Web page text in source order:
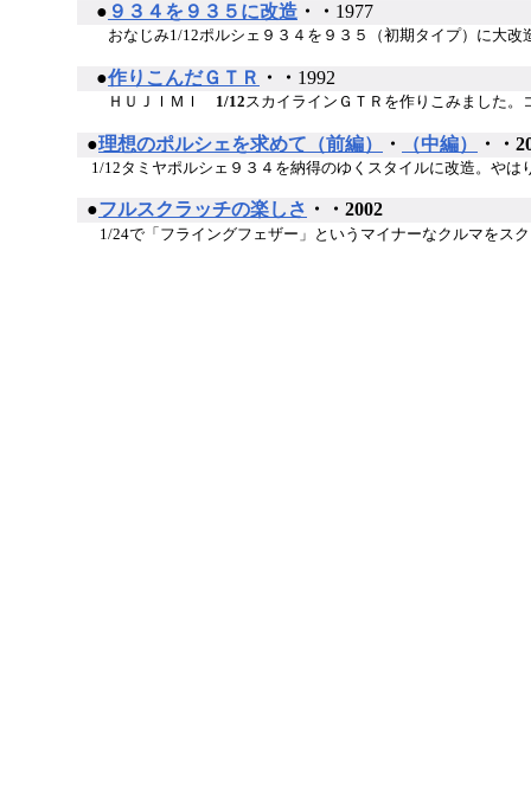
● ９３４を９３５に改造 ・・ 1977
おなじみ1/12ポルシェ９３４を９３５（初期タイプ）に大改
●作りこんだＧＴＲ ・・ 1992
ＨＵＪＩＭＩ 1/12スカイラインＧＴＲを作りこみました。
●理想のポルシェを求めて（前編） ・ （中編） ・・
1/12タミヤポルシェ９３４を納得のゆくスタイルに改造。やは
●フルスクラッチの楽しさ ・・2002
1/24で「フライングフェザー」というマイナーなクルマをス